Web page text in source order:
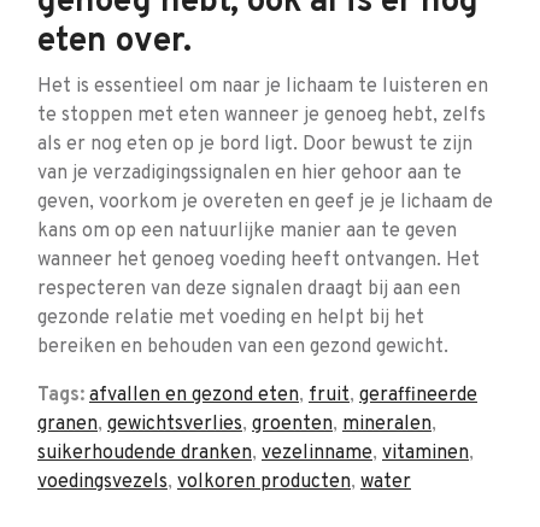
eten over.
Het is essentieel om naar je lichaam te luisteren en
te stoppen met eten wanneer je genoeg hebt, zelfs
als er nog eten op je bord ligt. Door bewust te zijn
van je verzadigingssignalen en hier gehoor aan te
geven, voorkom je overeten en geef je je lichaam de
kans om op een natuurlijke manier aan te geven
wanneer het genoeg voeding heeft ontvangen. Het
respecteren van deze signalen draagt bij aan een
gezonde relatie met voeding en helpt bij het
bereiken en behouden van een gezond gewicht.
Tags: afvallen en gezond eten, fruit, geraffineerde
granen, gewichtsverlies, groenten, mineralen,
suikerhoudende dranken, vezelinname, vitaminen,
voedingsvezels, volkoren producten, water